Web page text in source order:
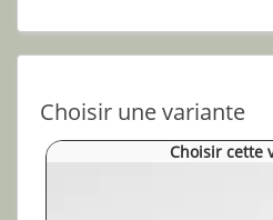
Choisir une variante
Choisir cette